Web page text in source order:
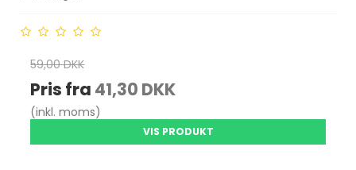
59,00 DKK
Pris fra 41,30 DKK
(inkl. moms)
VIS PRODUKT